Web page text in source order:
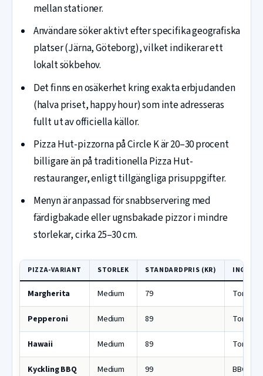
mellan stationer.
Användare söker aktivt efter specifika geografiska
platser (Järna, Göteborg), vilket indikerar ett
lokalt sökbehov.
Det finns en osäkerhet kring exakta erbjudanden
(halva priset, happy hour) som inte adresseras
fullt ut av officiella källor.
Pizza Hut-pizzorna på Circle K är 20–30 procent
billigare än på traditionella Pizza Hut-
restauranger, enligt tillgängliga prisuppgifter.
Menyn är anpassad för snabbservering med
färdigbakade eller ugnsbakade pizzor i mindre
storlekar, cirka 25–30 cm.
PIZZA-VARIANT STORLEK STANDARDPRIS (KR)
Margherita Medium 79
Pepperoni Medium 89
Hawaii Medium 89
Kyckling BBQ Medium 99 BBQ-